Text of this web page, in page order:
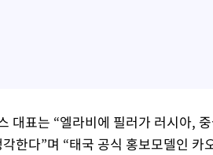
대표는 “엘라비에 필러가 러시아,
한다”며 “태국 공식 홍보모델인